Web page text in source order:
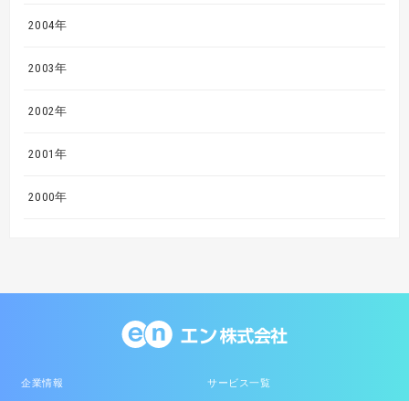
2004年
2003年
2002年
2001年
2000年
企業情報 サービス一覧